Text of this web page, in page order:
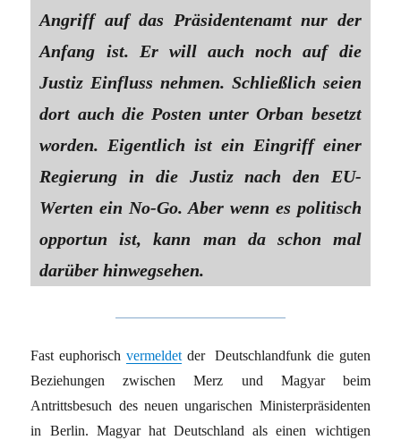
Angriff auf das Präsidentenamt nur der
Anfang ist. Er will auch noch auf die
Justiz Einfluss nehmen. Schließlich seien
dort auch die Posten unter Orban besetzt
worden. Eigentlich ist ein Eingriff einer
Regierung in die Justiz nach den EU-
Werten ein No-Go. Aber wenn es politisch
opportun ist, kann man da schon mal
darüber hinwegsehen.
Fast euphorisch vermeldetder Deutschlandfunk die guten
Beziehungen zwischen Merz und Magyar beim
Antrittsbesuch des neuen ungarischen Ministerpräsidenten
in Berlin. Magyar hat Deutschland als einen wichtigen